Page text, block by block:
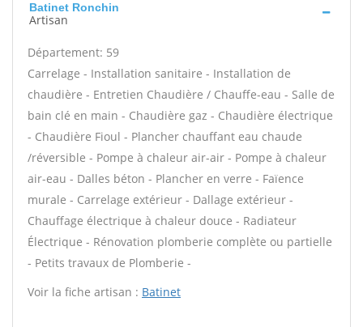
Batinet Ronchin
Artisan
Département: 59
Carrelage - Installation sanitaire - Installation de
chaudière - Entretien Chaudière / Chauffe-eau - Salle de
bain clé en main - Chaudière gaz - Chaudière électrique
- Chaudière Fioul - Plancher chauffant eau chaude
/réversible - Pompe à chaleur air-air - Pompe à chaleur
air-eau - Dalles béton - Plancher en verre - Faïence
murale - Carrelage extérieur - Dallage extérieur -
Chauffage électrique à chaleur douce - Radiateur
Électrique - Rénovation plomberie complète ou partielle
- Petits travaux de Plomberie -
Voir la fiche artisan : Batinet